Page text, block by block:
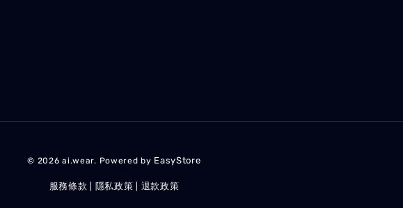
© 2026 ai.wear. Powered by EasyStore
服務條款 隱私政策 退款政策